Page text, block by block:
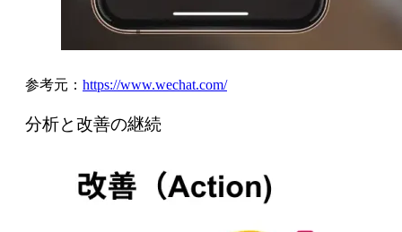
参考元： https://www.wechat.com/
分析と改善の継続